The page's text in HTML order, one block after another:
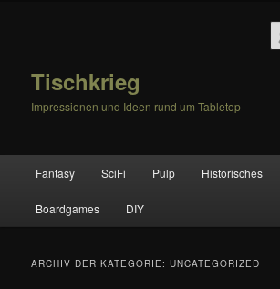
Tischkrieg
Impressionen und Ideen rund um Tabletop
Fantasy SciFi Pulp Historisches
Boardgames DIY
ARCHIV DER KATEGORIE:UNCATEGORIZED